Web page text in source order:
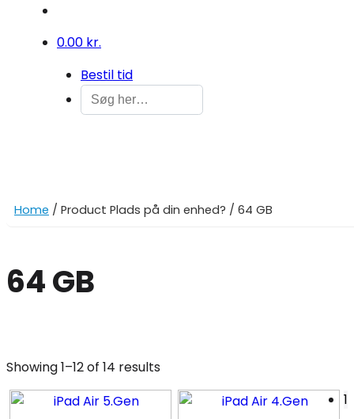
0.00 kr.
Bestil tid
Home / Product Plads på din enhed? / 64 GB
64 GB
Showing 1–12 of 14 results
1